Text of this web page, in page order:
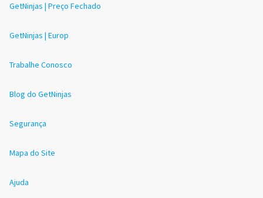
GetNinjas | Preço Fechado
GetNinjas | Europ
Trabalhe Conosco
Blog do GetNinjas
Segurança
Mapa do Site
Ajuda